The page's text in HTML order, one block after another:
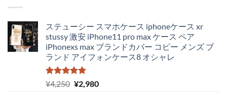
ステューシー スマホケース iphoneケース xr
stussy 激安 iPhone11 pro max ケース ペア
iPhonexs max ブランドカバー コピー メンズ ブ
ランド アイフォンケース8 オシャレ
5段階中
5.00
の評価
¥4,250 元
¥2,980現